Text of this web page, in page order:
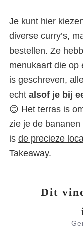
Je kunt hier
diverse curry’s,
bestellen. Ze
menukaart die op
is geschreven,
echt alsof je bij
😊 Het terras is
zie je de
is de precieze
Takeaway.
Dit